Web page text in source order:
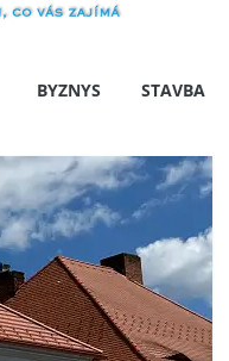
BYZNYS STAVBA